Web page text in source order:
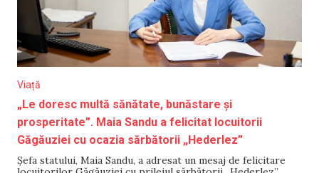
Viață
„Le doresc multă sănătate, bunăstare și
prosperitate”. Maia Sandu a felicitat locuitorii
Găgăuziei cu ocazia sărbătorii „Hederlez”
Șefa statului, Maia Sandu, a adresat un mesaj de felicitare